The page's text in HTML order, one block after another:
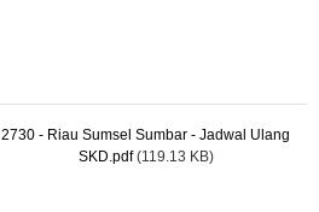
2730 - Riau Sumsel Sumbar - Jadwal Ulang
SKD.pdf (119.13 KB)